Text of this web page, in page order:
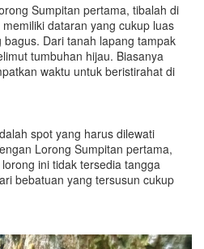
Sumpitan pertama, tibalah di
dataran yang cukup luas
Dari tanah lapang tampak
tumbuhan hijau. Biasanya
waktu untuk beristirahat di
spot yang harus dilewati
Lorong Sumpitan pertama,
ini tidak tersedia tangga
bebatuan yang tersusun cukup